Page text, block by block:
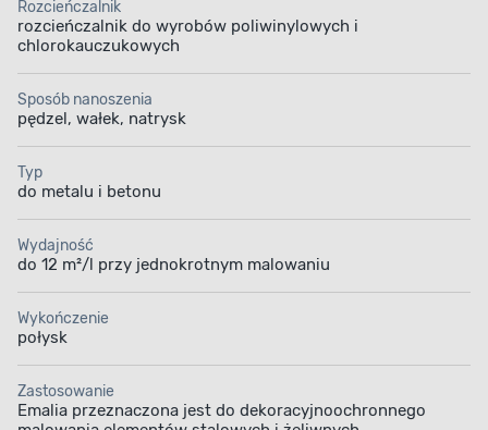
FORMUŁA CHLOROKAUCZUKOWA
Formuła chlorokauczukowa sprawia, że farba
stworzona na jej bazie wykazuje wysoką
odporność na działanie wielu kwasów, zasad,
a także przepuszczanie pary wodnej i wody.
Emalia chlorokauczukowa 0,9 l RAFIL szary
agatowy
na niekorzystne warunki.
Rozcieńczalnik
rozcieńczalnik do wyrobów poliwinylowych i
chlorokauczukowych
Sposób nanoszenia
pędzel, wałek, natrysk
Typ
do metalu i betonu
Wydajność
do 12 m²/l przy jednokrotnym malowaniu
Wykończenie
połysk
Zastosowanie
Emalia przeznaczona jest do dekoracyjno­ochronnego